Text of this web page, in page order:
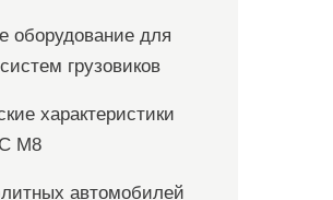
оборудование для
грузовиков
характеристики
M8
автомобилей